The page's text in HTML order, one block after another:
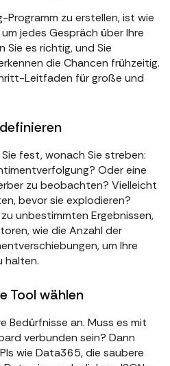
Programm zu erstellen, ist wie
jedes Gespräch über Ihre
Sie es richtig, und Sie
die Chancen frühzeitig.
Leitfaden für große und
fest, wonach Sie streben:
Oder eine
zu beobachten? Vielleicht
bevor sie explodieren?
unbestimmten Ergebnissen,
wie die Anzahl der
um Ihre
halten.
Tool wählen
Bedürfnisse an. Muss es mit
verbunden sein? Dann
wie Data365, die saubere